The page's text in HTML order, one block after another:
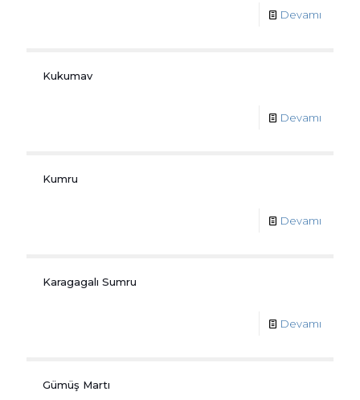
Devamı
Kukumav
Devamı
Kumru
Devamı
Karagagalı Sumru
Devamı
Gümüş Martı